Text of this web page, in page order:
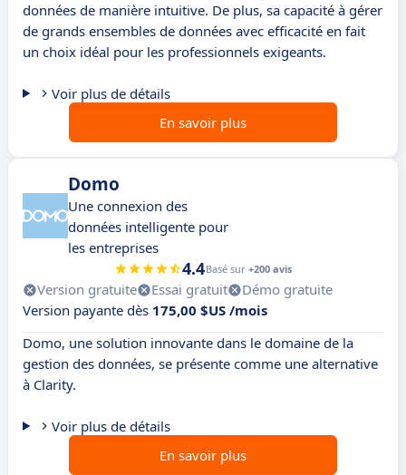
données de manière intuitive. De plus, sa capacité à gérer
de grands ensembles de données avec efficacité en fait
un choix idéal pour les professionnels exigeants.
Voir plus de détails
En savoir plus
Domo
Une connexion des
données intelligente pour
les entreprises
4.4Basé sur +200 avis
Version gratuite Essai gratuit
Démo gratuite
Version payante dès 175,00 $US /mois
Domo, une solution innovante dans le domaine de la
gestion des données, se présente comme une alternative
à Clarity.
Voir plus de détails
En savoir plus